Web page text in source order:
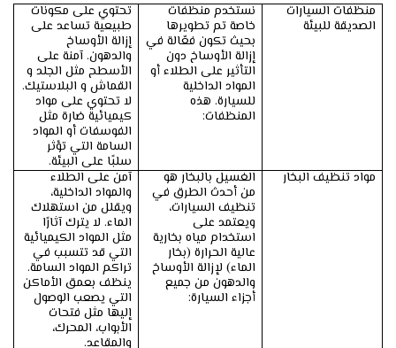
منظفات السيارات
الصديقة للبيئة
نستخدم منظفات
خاصة تم تطويرها
بحيث تكون فعّالة في
إزالة الأوساخ دون
التأثير على الطلاء أو
المواد الداخلية
للسيارة. هذه
المنظفات:
تحتوي على مكونات
طبيعية تساعد على
إزالة الأوساخ
والدهون. آمنة على
الأسطح مثل الجلد و
القماش و البلاستيك.
لا تحتوي على مواد
كيميائية ضارة مثل
الفوسفات أو المواد
السامة التي تؤثر
سلبًا على البيئة.
مواد تنظيف البخار
الغسيل بالبخار هو
من أحدث الطرق في
تنظيف السيارات،
ويعتمد على
استخدام مياه بخارية
عالية الحرارة (بخار
الماء) لإزالة الأوساخ
والدهون من جميع
أجزاء السيارة:
آمن على الطلاء
والمواد الداخلية،
ويقلل من استهلاك
الماء. لا يترك آثارًا
مثل المواد الكيميائية
التي قد تتسبب في
تراكم المواد السامة.
ينظف بعمق الأماكن
التي يصعب الوصول
إليها مثل فتحات
الأبواب، المحرك،
والمقاعد.